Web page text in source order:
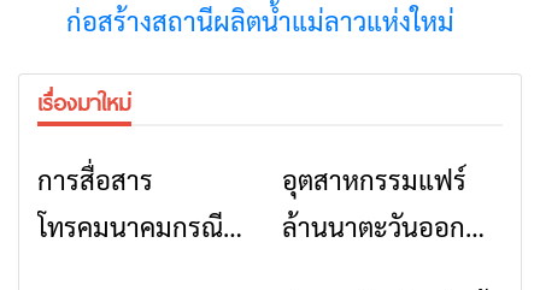
ก่อสร้างสถานีผลิตน้ำแม่ลาวแห่งใหม่
เรื่องมาใหม่
การสื่อสาร
โทรคมนาคมกรณีภัย
ข่าวเชียงราย
อุตสาหกรรมแฟร์
ล้านนาตะวันออก